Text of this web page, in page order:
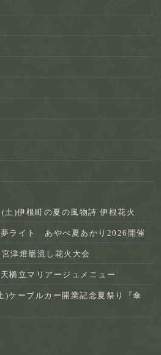
土)伊根町の夏の風物詩 伊根花火
夢ライト あやべ夏あかり2026開催
津燈籠流し花火大会
橋立マリアージュメニュー
)ケーブルカー開業記念夏祭り『傘